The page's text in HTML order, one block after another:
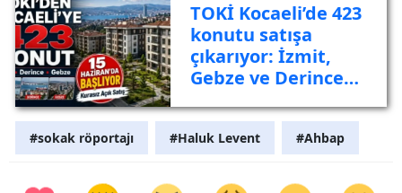
TOKİ Kocaeli’de 423
konutu satışa
çıkarıyor: İzmit,
Gebze ve Derince
#sokak röportajı #Haluk Levent #Ahbap